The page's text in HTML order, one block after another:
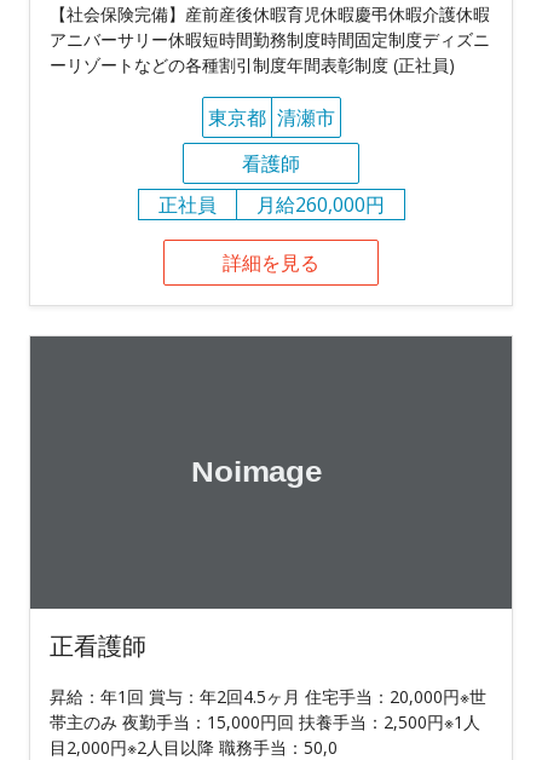
【社会保険完備】産前産後休暇育児休暇慶弔休暇介護休暇
アニバーサリー休暇短時間勤務制度時間固定制度ディズニ
ーリゾートなどの各種割引制度年間表彰制度 (正社員)
東京都 清瀬市
看護師
正社員
月給260,000円
詳細を見る
正看護師
昇給：年1回 賞与：年2回4.5ヶ月 住宅手当：20,000円※世
帯主のみ 夜勤手当：15,000円回 扶養手当：2,500円※1人
目2,000円※2人目以降 職務手当：50,0